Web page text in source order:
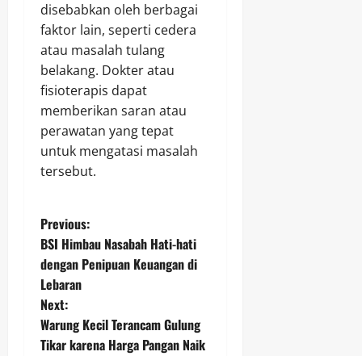
disebabkan oleh berbagai
faktor lain, seperti cedera
atau masalah tulang
belakang. Dokter atau
fisioterapis dapat
memberikan saran atau
perawatan yang tepat
untuk mengatasi masalah
tersebut.
P
o
s
t
Previous:
BSI Himbau Nasabah Hati-hati
dengan Penipuan Keuangan di
Lebaran
Next:
Warung Kecil Terancam Gulung
Tikar karena Harga Pangan Naik